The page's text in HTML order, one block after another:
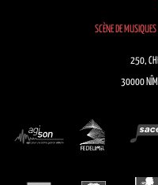
SCÈNE DE
250,
30000